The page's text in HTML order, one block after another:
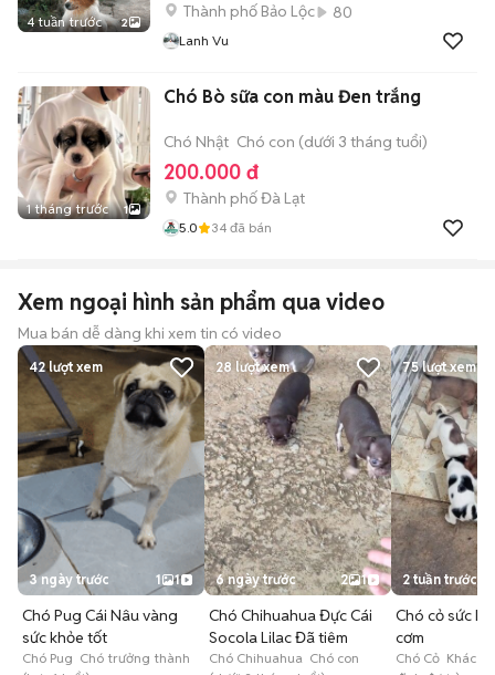
4 tuần trước 2
Thành phố Bảo Lộc 80
Lanh Vu
1 tháng trước 1
Chó Bò sữa con màu Đen trắng
Chó Nhật Chó con (dưới 3 tháng tuổi)
200.000 đ
Thành phố Đà Lạt
5.0 34 đã bán
Xem ngoại hình sản phẩm qua video
Mua bán dễ dàng khi xem tin có video
42lượt xem
3 ngày trước 1 1
Chó Pug Cái Nâu vàng
sức khỏe tốt
Chó Pug Chó trưởng thành
28lượt xem
6 ngày trước 2 1
Chó Chihuahua Đực Cái
Socola Lilac Đã tiêm
Chó Chihuahua Chó con
75lượt xem
2 tuần trước
Chó cỏ sức
cơm
Chó Cỏ Khác